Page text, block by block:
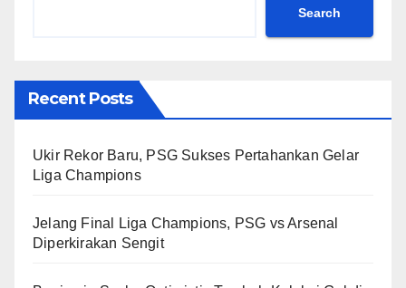
Search
Recent Posts
Ukir Rekor Baru, PSG Sukses Pertahankan Gelar
Liga Champions
Jelang Final Liga Champions, PSG vs Arsenal
Diperkirakan Sengit